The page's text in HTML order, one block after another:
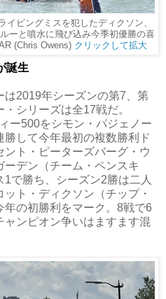
ビングミスを犯したディクソン、
ーと噴水に飛び込み今季初優勝の喜
(Chris Owens) クリックして拡大
誕生
2019年シーズンの第7、第
シリーズは全17戦だ。
ー500をシモン・パジェノー
勝して今年最初の複数勝利ド
ト・ピーターズバーグ・ウ
ーデン（チーム・ペンスキ
で勝ち、シーズン2勝は二人
ト・ディクソン（チップ・
年の初勝利をマーク。8戦で6
ャンピオン争いはますます混